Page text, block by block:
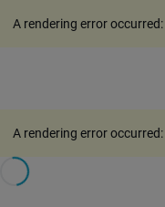
A rendering error occurred:
A rendering error occurred: